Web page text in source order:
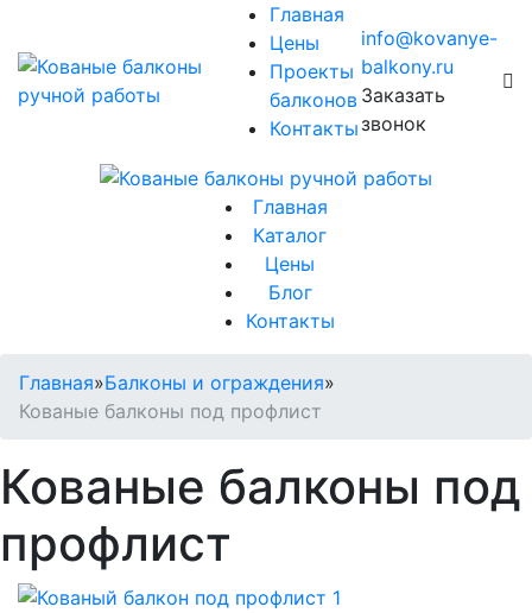
Главная
Цены
Проекты
балконов
Контакты
info@kovanye-
balkony.ru
Заказать
звонок
Главная
Каталог
Цены
Блог
Контакты
Главная»Балконы и ограждения»
Кованые балконы под профлист
Кованые балконы под
профлист